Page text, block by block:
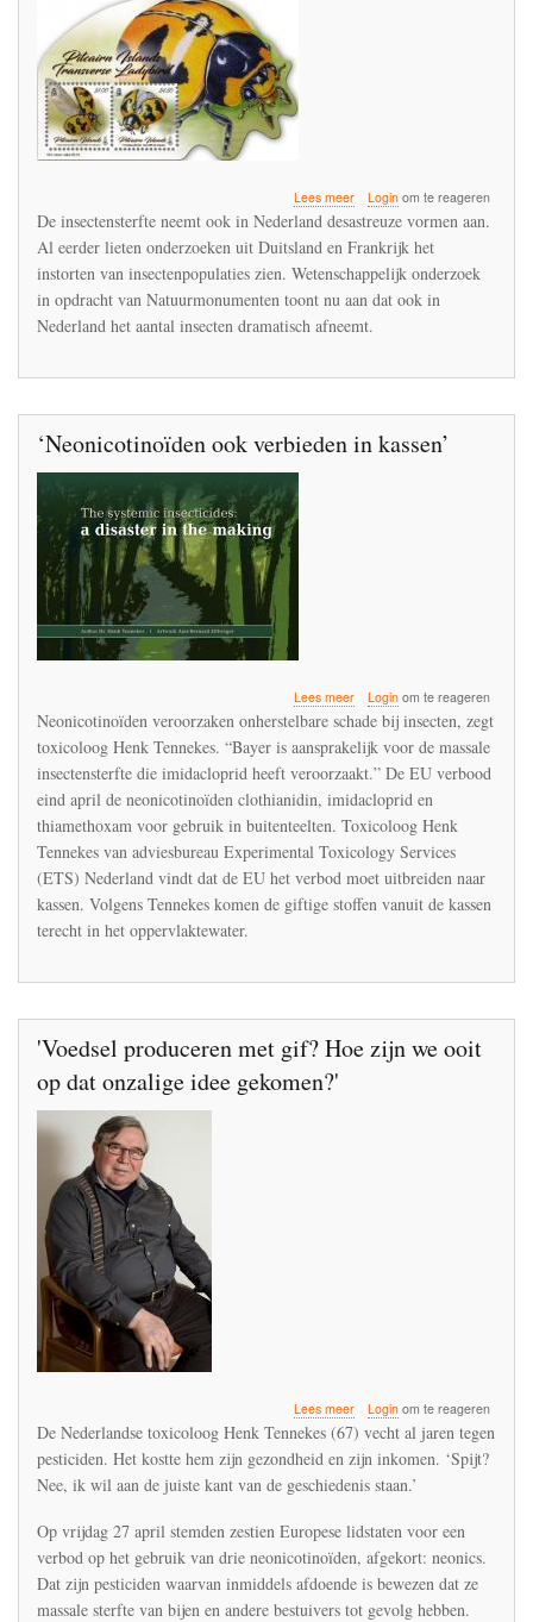
Lees meerover
Desastreuze
brengt
onze
leefomgeving
gevaar
Loginom te reageren
De insectensterfte neemt ook in Nederland desastreuze vormen aan.
Al eerder lieten onderzoeken uit Duitsland en Frankrijk het
instorten van insectenpopulaties zien. Wetenschappelijk onderzoek
in opdracht van Natuurmonumenten toont nu aan dat ook in
Nederland het aantal insecten dramatisch afneemt.
‘Neonicotinoïden ook verbieden in kassen’
Lees meerover
‘Neonicotinoïden
verbieden
in
kassen’
Loginom te reageren
Neonicotinoïden veroorzaken onherstelbare schade bij insecten, zegt
toxicoloog Henk Tennekes. “Bayer is aansprakelijk voor de massale
insectensterfte die imidacloprid heeft veroorzaakt.” De EU verbood
eind april de neonicotinoïden clothianidin, imidacloprid en
thiamethoxam voor gebruik in buitenteelten. Toxicoloog Henk
Tennekes van adviesbureau Experimental Toxicology Services
(ETS) Nederland vindt dat de EU het verbod moet uitbreiden naar
kassen. Volgens Tennekes komen de giftige stoffen vanuit de kassen
terecht in het oppervlaktewater.
'Voedsel produceren met gif? Hoe zijn we ooit
op dat onzalige idee gekomen?'
Lees meerover
'Voedsel
produceren
met
gif?
zijn
ooit
op
dat
Loginom te reageren
De Nederlandse toxicoloog Henk Tennekes (67) vecht al jaren tegen
pesticiden. Het kostte hem zijn gezondheid en zijn inkomen. ‘Spijt?
Nee, ik wil aan de juiste kant van de geschiedenis staan.’
Op vrijdag 27 april stemden zestien Europese lidstaten voor een
verbod op het gebruik van drie neonicotinoïden, afgekort: neonics.
Dat zijn pesticiden waarvan inmiddels afdoende is bewezen dat ze
massale sterfte van bijen en andere bestuivers tot gevolg hebben.